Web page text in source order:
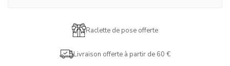
Raclette de pose offerte
Livraison offerte à partir de 60 €